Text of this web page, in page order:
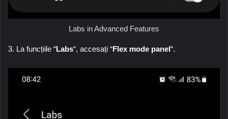
Labs in Advanced Features
3. La funcțiile “Labs“, accesați “Flex mode panel“.